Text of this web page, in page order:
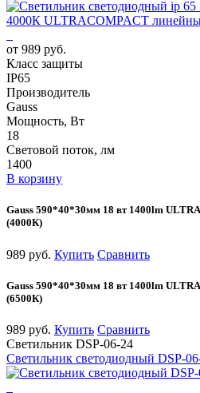
от 989 руб.
Класс защиты
IP65
Производитель
Gauss
Мощность, Вт
18
Световой поток, лм
1400
В корзину
Gauss 590*40*30мм 18 вт 1400lm
(4000К)
989 руб. Купить Сравнить
Gauss 590*40*30мм 18 вт 1400lm
(6500К)
989 руб. Купить Сравнить
Светильник DSP-06-24
Светильник светодиодный DSP-